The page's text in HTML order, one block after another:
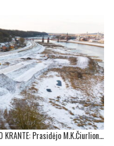
SUJUDIMAS KAIRIAJAME NEMUNO KRANTE: Prasidėjo M.K.Čiurlionio koncertų centro statybos